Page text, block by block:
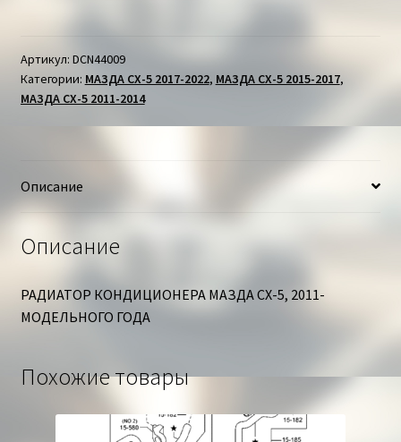
МАЗДА
СХ-5
Артикул: DCN44009
Категории: МАЗДА СХ-5 2017-2022, МАЗДА СХ-5 2015-2017,
МАЗДА СХ-5 2011-2014
Описание
Описание
РАДИАТОР КОНДИЦИОНЕРА МАЗДА СХ-5, 2011-
МОДЕЛЬНОГО ГОДА
Похожие товары